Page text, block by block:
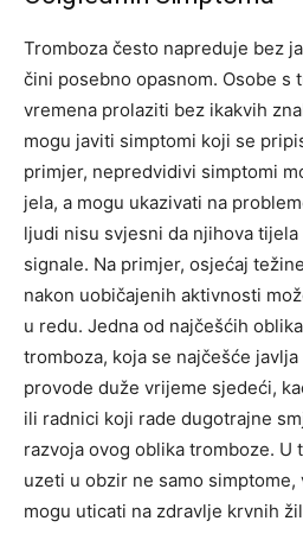
Tromboza često napreduje bez
čini posebno opasnom. Osobe s
vremena prolaziti bez ikakvih
mogu javiti simptomi koji se
primjer, nepredvidivi simptomi
jela, a mogu ukazivati na
ljudi nisu svjesni da njihova
signale. Na primjer, osjećaj
nakon uobičajenih aktivnosti
u redu. Jedna od najčešćih
tromboza, koja se najčešće
provode duže vrijeme sjedeći,
ili radnici koji rade dugotrajne
razvoja ovog oblika tromboze. U
uzeti u obzir ne samo
mogu uticati na zdravlje krvnih